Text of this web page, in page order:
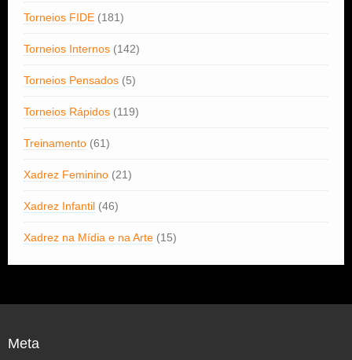
Torneios FIDE (181)
Torneios Internos (142)
Torneios Pensados (5)
Torneios Rápidos (119)
Treinamento (61)
Xadrez Feminino (21)
Xadrez Infantil (46)
Xadrez na Mídia e na Arte (15)
Meta